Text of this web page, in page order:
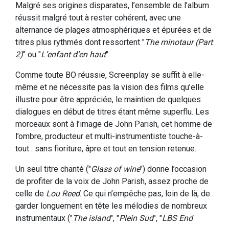
Malgré ses origines disparates, l’ensemble de l’album
réussit malgré tout à rester cohérent, avec une
alternance de plages atmosphériques et épurées et de
titres plus rythmés dont ressortent "The minotaur (Part
2)" ou "L’enfant d’en haut".
Comme toute BO réussie, Screenplay se suffit à elle-
même et ne nécessite pas la vision des films qu’elle
illustre pour être appréciée, le maintien de quelques
dialogues en début de titres étant même superflu. Les
morceaux sont à l’image de John Parish, cet homme de
l’ombre, producteur et multi-instrumentiste touche-à-
tout : sans fioriture, âpre et tout en tension retenue.
Un seul titre chanté ("Glass of wine") donne l’occasion
de profiter de la voix de John Parish, assez proche de
celle de Lou Reed. Ce qui n’empêche pas, loin de là, de
garder longuement en tête les mélodies de nombreux
instrumentaux ("The island", "Plein Sud", "LBS End